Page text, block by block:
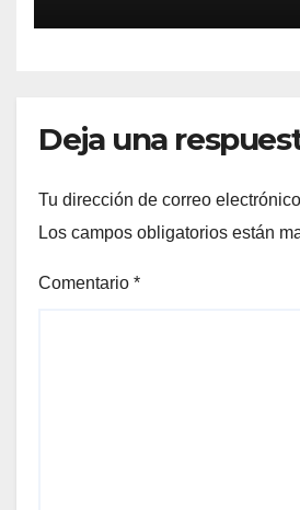
Deja una
Tu dirección de correo
Los campos obligatorios están
Comentario *